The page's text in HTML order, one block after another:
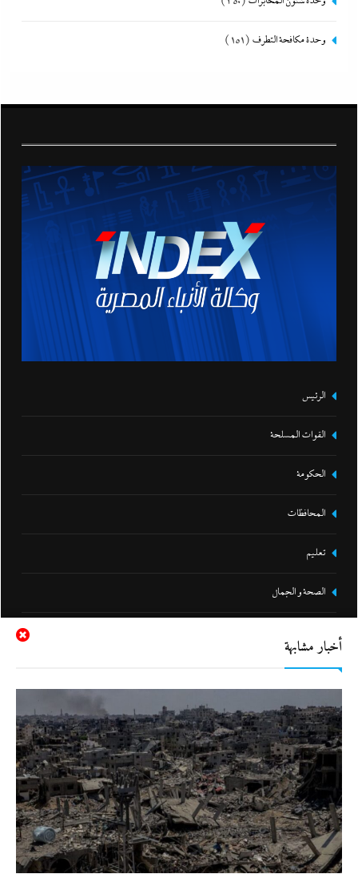
أخبار مشابهة
وحدة مكافحة التطرف (151)
الرئيس
القوات المسلحة
الحكومة
المحافظات
تعليم
الصحة و الجمال
مقالات و أراء
نشرة لايف
جاءنا الآن
التحليل اللحظي
سياسة